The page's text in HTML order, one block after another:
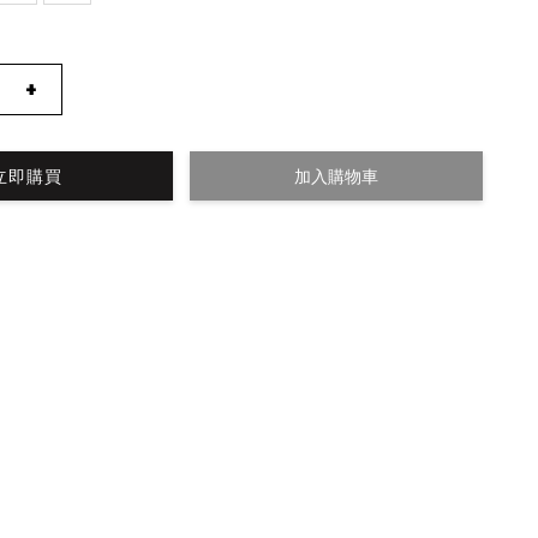
+
即購買 加入購物車